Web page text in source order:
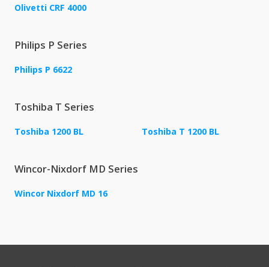
Olivetti CRF 4000
Philips P Series
Philips P 6622
Toshiba T Series
Toshiba 1200 BL Toshiba T 1200 BL
Wincor-Nixdorf MD Series
Wincor Nixdorf MD 16